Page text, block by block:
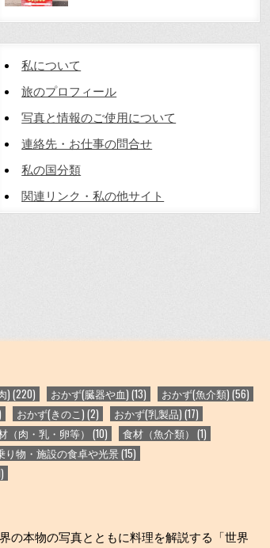
私について
旅のプロフィール
写真と情報のご使用について
連絡先・お仕事の問合せ
私の国分類
関連リンク・私の他サイト
) (220) おかず(臓器や血) (13) おかず(魚介類) (56)
おかず(きのこ) (2) おかず(乳製品) (17)
（肉・乳・卵等） (10) 食材（魚介類） (1)
り物・施設の食卓や光景(15)
の本物の写真とともに料理を解説する「世界